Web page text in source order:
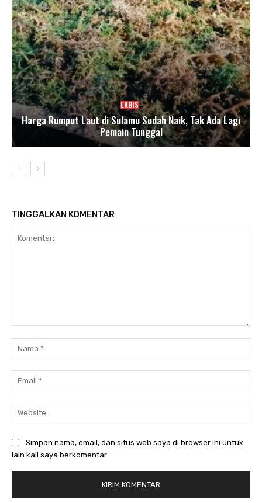
EKBIS
Harga Rumput Laut di Sulamu Sudah Naik, Tak Ada Lagi
Pemain Tunggal
TINGGALKAN KOMENTAR
Simpan nama, email, dan situs web saya di browser ini untuk
lain kali saya berkomentar.